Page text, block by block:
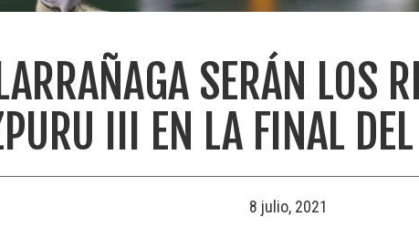
SERÁN LOS
III EN LA FINAL
8 julio, 2021